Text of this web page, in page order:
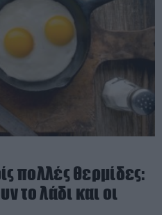
πολλές θερμίδες:
το λάδι και οι